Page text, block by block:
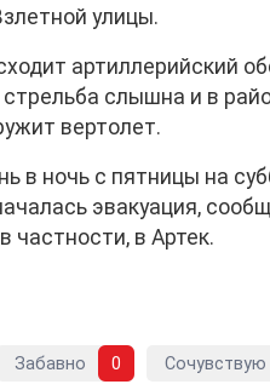
улицы.
артиллерийский
слышна и в
вертолет.
в ночь с пятницы на
эвакуация,
частности, в Артек.
Забавно 0 Сочувствую